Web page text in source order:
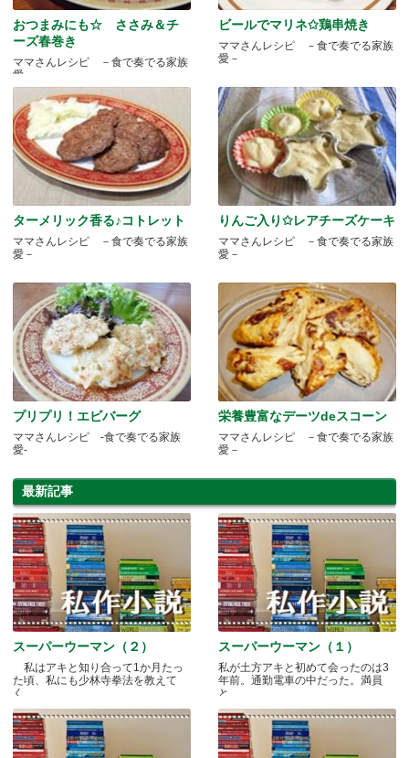
おつまみにも☆ ささみ＆チ
ーズ春巻き
ママさんレシピ －食で奏でる家族
愛－
ビールでマリネ✩鶏串焼き
ママさんレシピ －食で奏でる家族
愛－
ターメリック香る♪コトレット
ママさんレシピ －食で奏でる家族
愛－
りんご入り✩レアチーズケーキ
ママさんレシピ －食で奏でる家族
愛－
プリプリ！エビバーグ
ママさんレシピ -食で奏でる家族
愛-
栄養豊富なデーツdeスコーン
ママさんレシピ －食で奏でる家族
愛－
最新記事
スーパーウーマン（２）
私はアキと知り合って1か月たっ
た頃、私にも少林寺拳法を教えて
く.....
スーパーウーマン（１）
私が土方アキと初めて会ったのは3
年前。通勤電車の中だった。満員
と.....